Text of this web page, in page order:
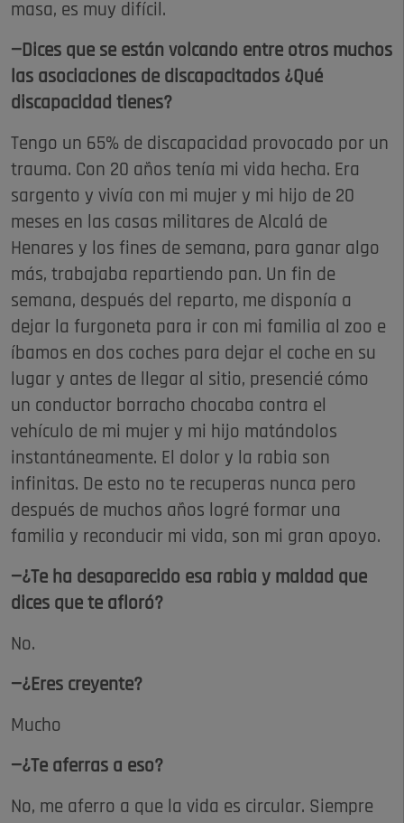
masa, es muy difícil.
—Dices que se están volcando entre otros muchos
las asociaciones de discapacitados ¿Qué
discapacidad tienes?
Tengo un 65% de discapacidad provocado por un
trauma. Con 20 años tenía mi vida hecha. Era
sargento y vivía con mi mujer y mi hijo de 20
meses en las casas militares de Alcalá de
Henares y los fines de semana, para ganar algo
más, trabajaba repartiendo pan. Un fin de
semana, después del reparto, me disponía a
dejar la furgoneta para ir con mi familia al zoo e
íbamos en dos coches para dejar el coche en su
lugar y antes de llegar al sitio, presencié cómo
un conductor borracho chocaba contra el
vehículo de mi mujer y mi hijo matándolos
instantáneamente. El dolor y la rabia son
infinitas. De esto no te recuperas nunca pero
después de muchos años logré formar una
familia y reconducir mi vida, son mi gran apoyo.
—¿Te ha desaparecido esa rabia y maldad que
dices que te afloró?
No.
—¿Eres creyente?
Mucho
—¿Te aferras a eso?
No, me aferro a que la vida es circular. Siempre